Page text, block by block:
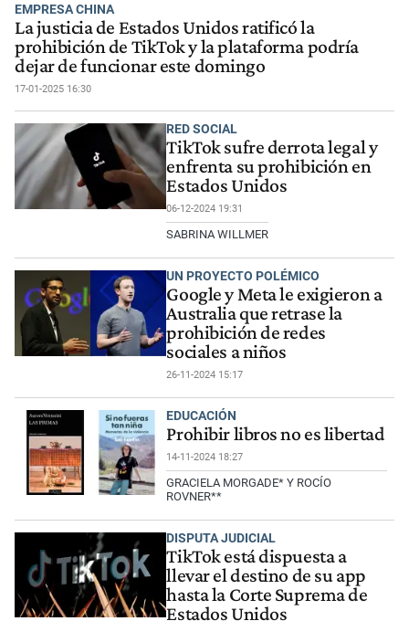
EMPRESA CHINA
La justicia de Estados Unidos ratificó la
prohibición de TikTok y la plataforma podría
dejar de funcionar este domingo
17-01-2025 16:30
RED SOCIAL
TikTok sufre derrota legal y
enfrenta su prohibición en
Estados Unidos
06-12-2024 19:31
SABRINA WILLMER
UN PROYECTO POLÉMICO
Google y Meta le exigieron a
Australia que retrase la
prohibición de redes
sociales a niños
26-11-2024 15:17
EDUCACIÓN
Prohibir libros no es libertad
14-11-2024 18:27
GRACIELA MORGADE* Y ROCÍO
ROVNER**
DISPUTA JUDICIAL
TikTok está dispuesta a
llevar el destino de su app
hasta la Corte Suprema de
Estados Unidos